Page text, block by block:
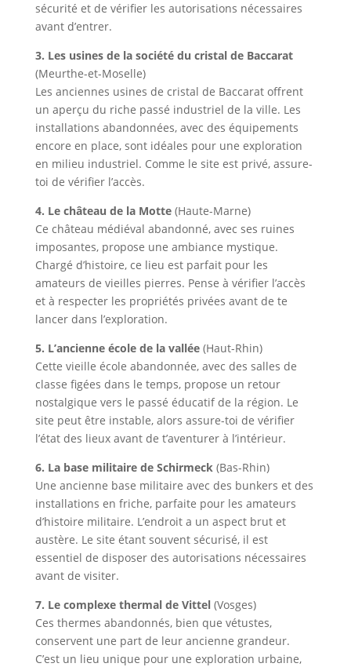
sécurité et de vérifier les autorisations nécessaires
avant d’entrer.
3. Les usines de la société du cristal de Baccarat
(Meurthe-et-Moselle)
Les anciennes usines de cristal de Baccarat offrent
un aperçu du riche passé industriel de la ville. Les
installations abandonnées, avec des équipements
encore en place, sont idéales pour une exploration
en milieu industriel. Comme le site est privé, assure-
toi de vérifier l’accès.
4. Le château de la Motte(Haute-Marne)
Ce château médiéval abandonné, avec ses ruines
imposantes, propose une ambiance mystique.
Chargé d’histoire, ce lieu est parfait pour les
amateurs de vieilles pierres. Pense à vérifier l’accès
et à respecter les propriétés privées avant de te
lancer dans l’exploration.
5. L’ancienne école de la vallée(Haut-Rhin)
Cette vieille école abandonnée, avec des salles de
classe figées dans le temps, propose un retour
nostalgique vers le passé éducatif de la région. Le
site peut être instable, alors assure-toi de vérifier
l’état des lieux avant de t’aventurer à l’intérieur.
6. La base militaire de Schirmeck(Bas-Rhin)
Une ancienne base militaire avec des bunkers et des
installations en friche, parfaite pour les amateurs
d’histoire militaire. L’endroit a un aspect brut et
austère. Le site étant souvent sécurisé, il est
essentiel de disposer des autorisations nécessaires
avant de visiter.
7. Le complexe thermal de Vittel(Vosges)
Ces thermes abandonnés, bien que vétustes,
conservent une part de leur ancienne grandeur.
C’est un lieu unique pour une exploration urbaine,